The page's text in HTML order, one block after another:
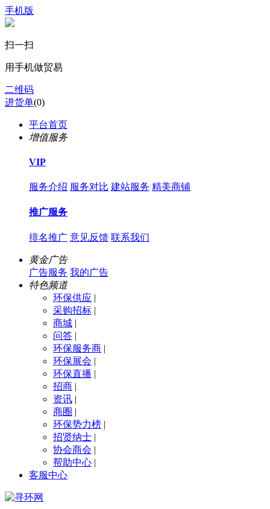
手机版
扫一扫
用手机做贸易
二维码
进货单(0)
平台首页
增值服务
VIP
服务介绍 服务对比 建站服务 精美商铺
推广服务
排名推广 意见反馈 联系我们
黄金广告
广告服务 我的广告
特色频道
环保供应 |
采购招标 |
商城 |
问答 |
环保服务商 |
环保展会 |
环保直播 |
招商 |
资讯 |
商圈 |
环保势力榜 |
招贤纳士 |
协会商会 |
帮助中心 |
客服中心